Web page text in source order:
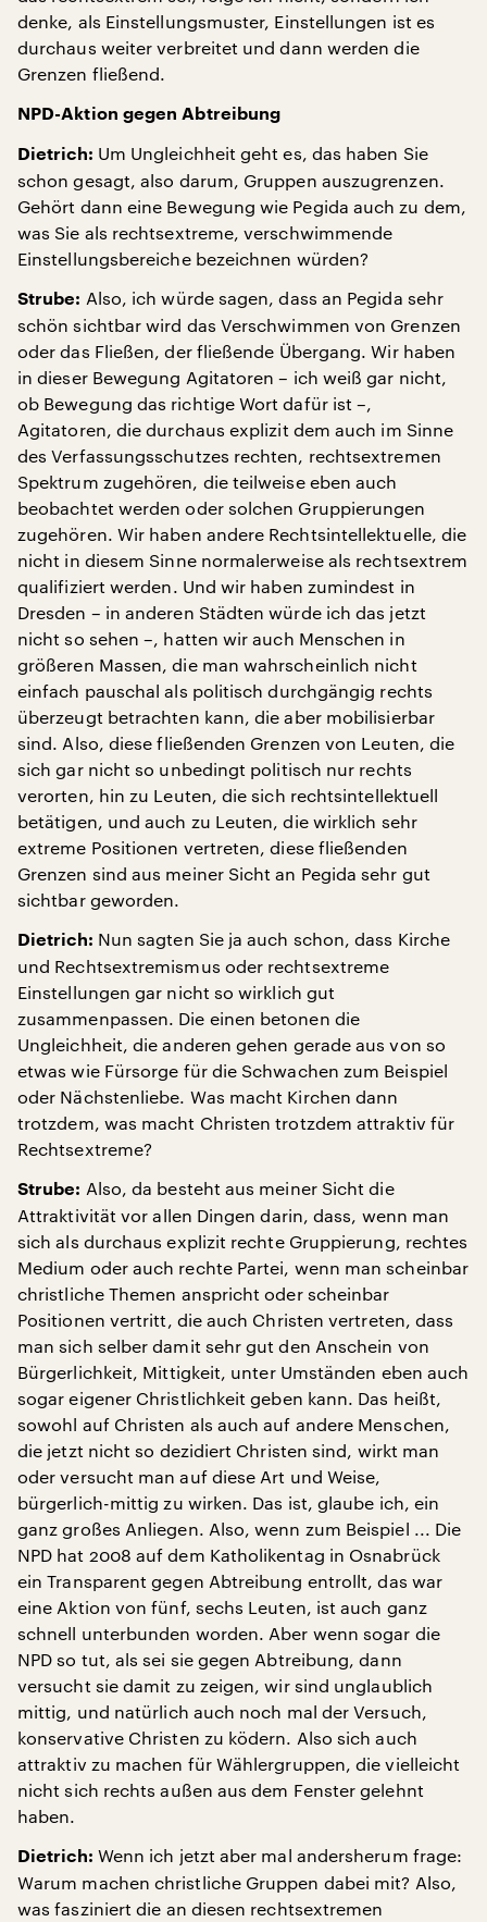
denke, als Einstellungsmuster, Einstellungen ist es
durchaus weiter verbreitet und dann werden die
Grenzen fließend.
NPD-Aktion gegen Abtreibung
Dietrich: Um Ungleichheit geht es, das haben Sie
schon gesagt, also darum, Gruppen auszugrenzen.
Gehört dann eine Bewegung wie Pegida auch zu dem,
was Sie als rechtsextreme, verschwimmende
Einstellungsbereiche bezeichnen würden?
Strube: Also, ich würde sagen, dass an Pegida sehr
schön sichtbar wird das Verschwimmen von Grenzen
oder das Fließen, der fließende Übergang. Wir haben
in dieser Bewegung Agitatoren – ich weiß gar nicht,
ob Bewegung das richtige Wort dafür ist –,
Agitatoren, die durchaus explizit dem auch im Sinne
des Verfassungsschutzes rechten, rechtsextremen
Spektrum zugehören, die teilweise eben auch
beobachtet werden oder solchen Gruppierungen
zugehören. Wir haben andere Rechtsintellektuelle, die
nicht in diesem Sinne normalerweise als rechtsextrem
qualifiziert werden. Und wir haben zumindest in
Dresden – in anderen Städten würde ich das jetzt
nicht so sehen –, hatten wir auch Menschen in
größeren Massen, die man wahrscheinlich nicht
einfach pauschal als politisch durchgängig rechts
überzeugt betrachten kann, die aber mobilisierbar
sind. Also, diese fließenden Grenzen von Leuten, die
sich gar nicht so unbedingt politisch nur rechts
verorten, hin zu Leuten, die sich rechtsintellektuell
betätigen, und auch zu Leuten, die wirklich sehr
extreme Positionen vertreten, diese fließenden
Grenzen sind aus meiner Sicht an Pegida sehr gut
sichtbar geworden.
Dietrich: Nun sagten Sie ja auch schon, dass Kirche
und Rechtsextremismus oder rechtsextreme
Einstellungen gar nicht so wirklich gut
zusammenpassen. Die einen betonen die
Ungleichheit, die anderen gehen gerade aus von so
etwas wie Fürsorge für die Schwachen zum Beispiel
oder Nächstenliebe. Was macht Kirchen dann
trotzdem, was macht Christen trotzdem attraktiv für
Rechtsextreme?
Strube: Also, da besteht aus meiner Sicht die
Attraktivität vor allen Dingen darin, dass, wenn man
sich als durchaus explizit rechte Gruppierung, rechtes
Medium oder auch rechte Partei, wenn man scheinbar
christliche Themen anspricht oder scheinbar
Positionen vertritt, die auch Christen vertreten, dass
man sich selber damit sehr gut den Anschein von
Bürgerlichkeit, Mittigkeit, unter Umständen eben auch
sogar eigener Christlichkeit geben kann. Das heißt,
sowohl auf Christen als auch auf andere Menschen,
die jetzt nicht so dezidiert Christen sind, wirkt man
oder versucht man auf diese Art und Weise,
bürgerlich-mittig zu wirken. Das ist, glaube ich, ein
ganz großes Anliegen. Also, wenn zum Beispiel ... Die
NPD hat 2008 auf dem Katholikentag in Osnabrück
ein Transparent gegen Abtreibung entrollt, das war
eine Aktion von fünf, sechs Leuten, ist auch ganz
schnell unterbunden worden. Aber wenn sogar die
NPD so tut, als sei sie gegen Abtreibung, dann
versucht sie damit zu zeigen, wir sind unglaublich
mittig, und natürlich auch noch mal der Versuch,
konservative Christen zu ködern. Also sich auch
attraktiv zu machen für Wählergruppen, die vielleicht
nicht sich rechts außen aus dem Fenster gelehnt
haben.
Dietrich: Wenn ich jetzt aber mal andersherum frage:
Warum machen christliche Gruppen dabei mit? Also,
was fasziniert die an diesen rechtsextremen